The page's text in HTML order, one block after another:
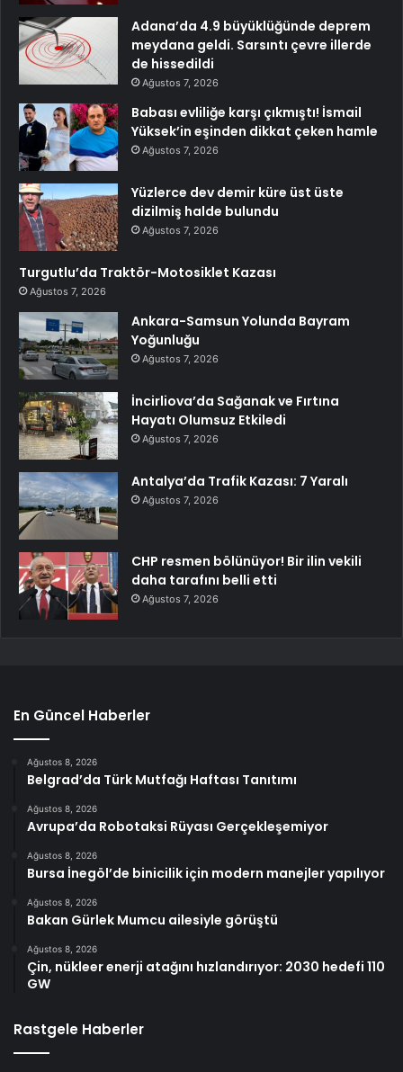
Adana’da 4.9 büyüklüğünde deprem
meydana geldi. Sarsıntı çevre illerde
de hissedildi
Ağustos 7, 2026
Babası evliliğe karşı çıkmıştı! İsmail
Yüksek’in eşinden dikkat çeken hamle
Ağustos 7, 2026
Yüzlerce dev demir küre üst üste
dizilmiş halde bulundu
Ağustos 7, 2026
Turgutlu’da Traktör-Motosiklet Kazası
Ağustos 7, 2026
Ankara-Samsun Yolunda Bayram
Yoğunluğu
Ağustos 7, 2026
İncirliova’da Sağanak ve Fırtına
Hayatı Olumsuz Etkiledi
Ağustos 7, 2026
Antalya’da Trafik Kazası: 7 Yaralı
Ağustos 7, 2026
CHP resmen bölünüyor! Bir ilin vekili
daha tarafını belli etti
Ağustos 7, 2026
En Güncel Haberler
Ağustos 8, 2026
Belgrad’da Türk Mutfağı Haftası Tanıtımı
Ağustos 8, 2026
Avrupa’da Robotaksi Rüyası Gerçekleşemiyor
Ağustos 8, 2026
Bursa İnegöl’de binicilik için modern manejler yapılıyor
Ağustos 8, 2026
Bakan Gürlek Mumcu ailesiyle görüştü
Ağustos 8, 2026
Çin, nükleer enerji atağını hızlandırıyor: 2030 hedefi 110
GW
Rastgele Haberler